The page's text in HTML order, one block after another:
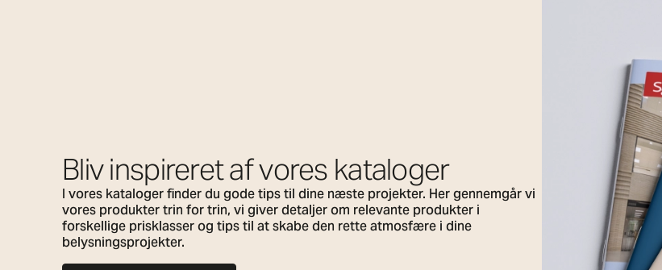
Bliv inspireret af vores kataloger
I vores kataloger finder du gode tips til dine næste projekter. Her gennemgår vi
vores produkter trin for trin, vi giver detaljer om relevante produkter i
forskellige prisklasser og tips til at skabe den rette atmosfære i dine
belysningsprojekter.